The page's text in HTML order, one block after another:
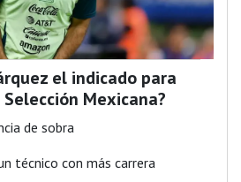
el indicado para
Mexicana?
de sobra
técnico con más carrera